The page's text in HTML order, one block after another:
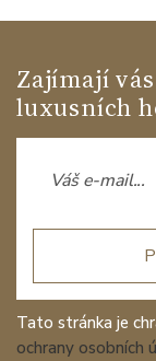
Zajímají
luxusních
Tato stránka je
ochrany osobních